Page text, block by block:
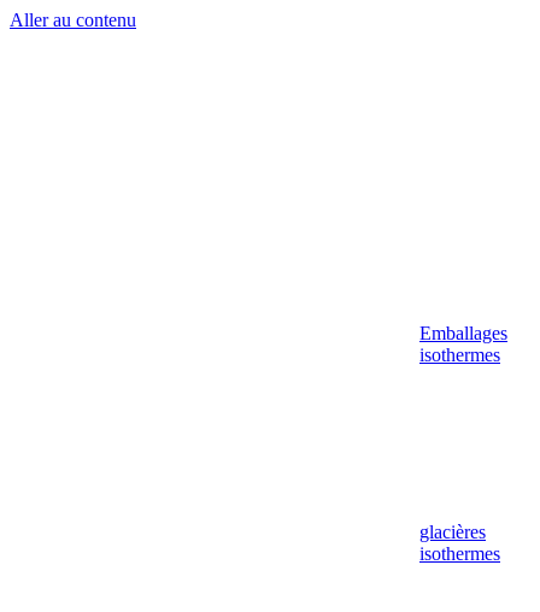
Aller au contenu
Emballages
isothermes
glacières
isothermes